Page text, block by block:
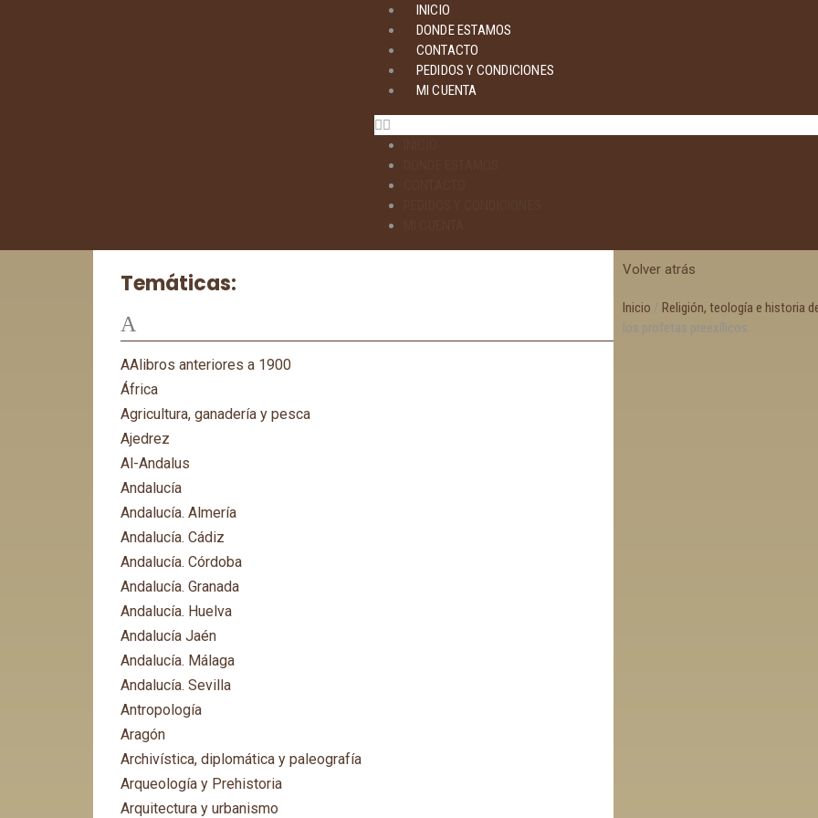
INICIO
DONDE ESTAMOS
CONTACTO
PEDIDOS Y CONDICIONES
MI CUENTA
Temáticas:
A
AAlibros anteriores a 1900
África
Agricultura, ganadería y pesca
Ajedrez
Al-Andalus
Andalucía
Andalucía. Almería
Andalucía. Cádiz
Andalucía. Córdoba
Andalucía. Granada
Andalucía. Huelva
Andalucía Jaén
Andalucía. Málaga
Andalucía. Sevilla
Antropología
Aragón
Archivística, diplomática y paleografía
Arqueología y Prehistoria
Arquitectura y urbanismo
Volver atrás
Inicio / Religión, teología e historia
los profetas preexílicos.